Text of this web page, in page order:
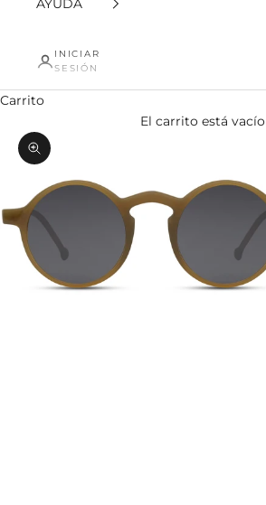
AYUDA
INICIAR
SESIÓN
Carrito
El carrito está vacío
Zoom